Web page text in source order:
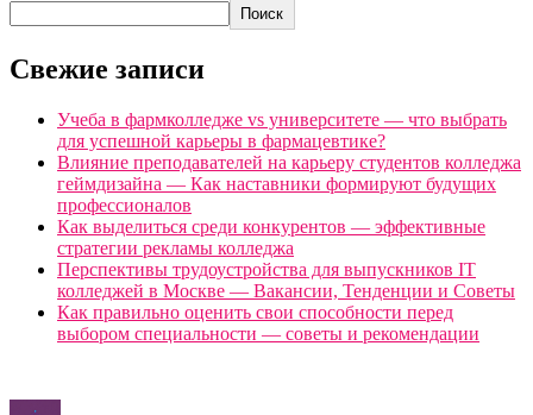
Поиск
Свежие записи
Учеба в фармколледже vs университете — что выбрать
для успешной карьеры в фармацевтике?
Влияние преподавателей на карьеру студентов колледжа
геймдизайна — Как наставники формируют будущих
профессионалов
Как выделиться среди конкурентов — эффективные
стратегии рекламы колледжа
Перспективы трудоустройства для выпускников IT
колледжей в Москве — Вакансии, Тенденции и Советы
Как правильно оценить свои способности перед
выбором специальности — советы и рекомендации